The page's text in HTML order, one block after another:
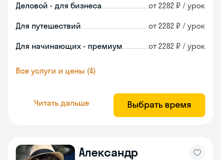
Деловой - для бизнеса от 2282 ₽ / урок
Для путешествий от 2282 ₽ / урок
Для начинающих - премиум от 2282 ₽ / урок
Все услуги и цены (4)
Читать дальше Выбрать время
Александр